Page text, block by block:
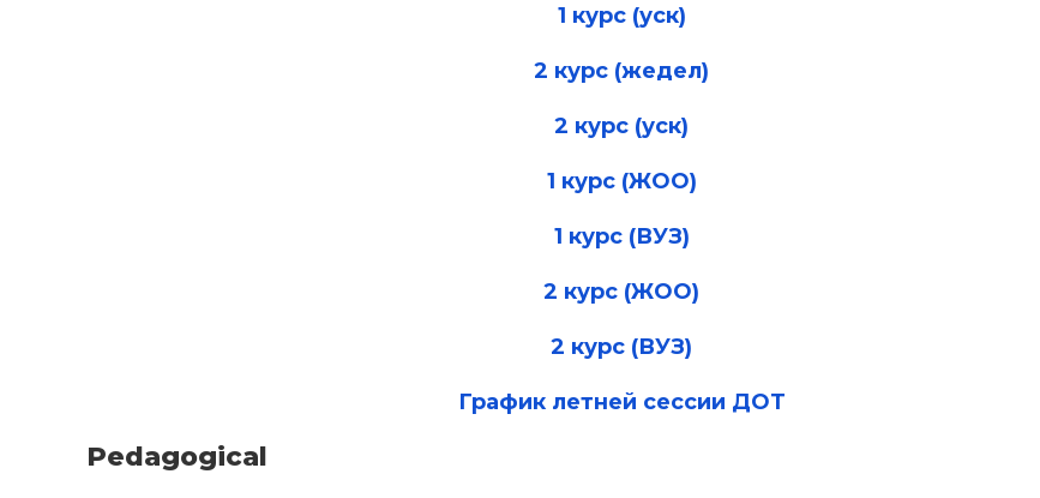
1 курс (уск)
2 курс (жедел)
2 курс (уск)
1 курс (ЖОО)
1 курс (ВУЗ)
2 курс (ЖОО)
2 курс (ВУЗ)
График летней сессии ДОТ
Pedagogical